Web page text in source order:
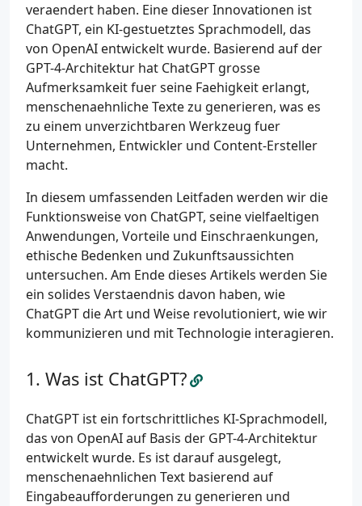
veraendert haben. Eine dieser Innovationen ist
ChatGPT, ein KI-gestuetztes Sprachmodell, das
von OpenAI entwickelt wurde. Basierend auf der
GPT-4-Architektur hat ChatGPT grosse
Aufmerksamkeit fuer seine Faehigkeit erlangt,
menschenaehnliche Texte zu generieren, was es
zu einem unverzichtbaren Werkzeug fuer
Unternehmen, Entwickler und Content-Ersteller
macht.
In diesem umfassenden Leitfaden werden wir die
Funktionsweise von ChatGPT, seine vielfaeltigen
Anwendungen, Vorteile und Einschraenkungen,
ethische Bedenken und Zukunftsaussichten
untersuchen. Am Ende dieses Artikels werden Sie
ein solides Verstaendnis davon haben, wie
ChatGPT die Art und Weise revolutioniert, wie wir
kommunizieren und mit Technologie interagieren.
Was ist ChatGPT?
ChatGPT ist ein fortschrittliches KI-Sprachmodell,
das von OpenAI auf Basis der GPT-4-Architektur
entwickelt wurde. Es ist darauf ausgelegt,
menschenaehnlichen Text basierend auf
Eingabeaufforderungen zu generieren und